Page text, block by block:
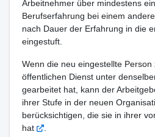
Arbeitnehmer über mindestens
Berufserfahrung bei einem
nach Dauer der Erfahrung in die
eingestuft.
Wenn die neu eingestellte Person
öffentlichen Dienst unter
gearbeitet hat, kann der
ihrer Stufe in der neuen
berücksichtigen, die sie in ihrer
hat
.